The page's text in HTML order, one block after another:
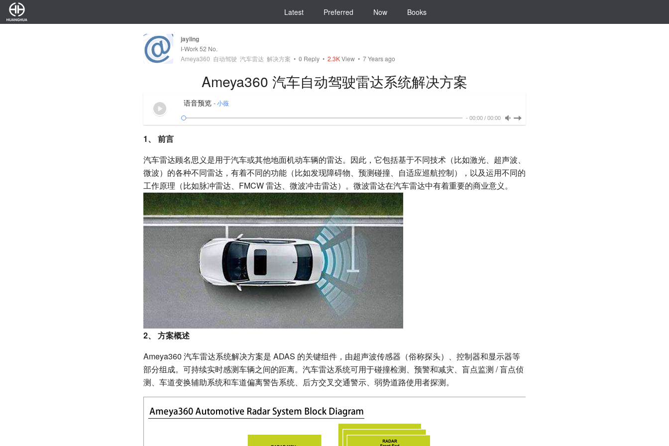
Latest Preferred Now Books
jayling
I-Work 52 No.
Ameya360 自动驾驶 汽车雷达 解决方案 • 0 Reply • 2.3KView • 7 Years ago
Ameya360 汽车自动驾驶雷达系统解决方案
语音预览 - 小薇
- 00:00 / 00:00
1、 前言
汽车雷达顾名思义是用于汽车或其他地面机动车辆的雷达。因此，它包括基于不同技术（比如激光、超声波、
微波）的各种不同雷达，有着不同的功能（比如发现障碍物、预测碰撞、自适应巡航控制），以及运用不同的
工作原理（比如脉冲雷达、FMCW 雷达、微波冲击雷达）。微波雷达在汽车雷达中有着重要的商业意义。
2、 方案概述
Ameya360 汽车雷达系统解决方案是 ADAS 的关键组件，由超声波传感器（俗称探头）、控制器和显示器等
部分组成。可持续实时感测车辆之间的距离。汽车雷达系统可用于碰撞检测、预警和减灾、盲点监测 / 盲点侦
测、车道变换辅助系统和车道偏离警告系统、后方交叉交通警示、弱势道路使用者探测。